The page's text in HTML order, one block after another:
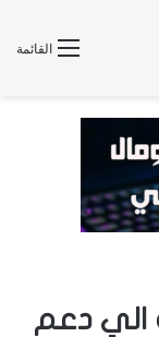
القائمة
الي دعم